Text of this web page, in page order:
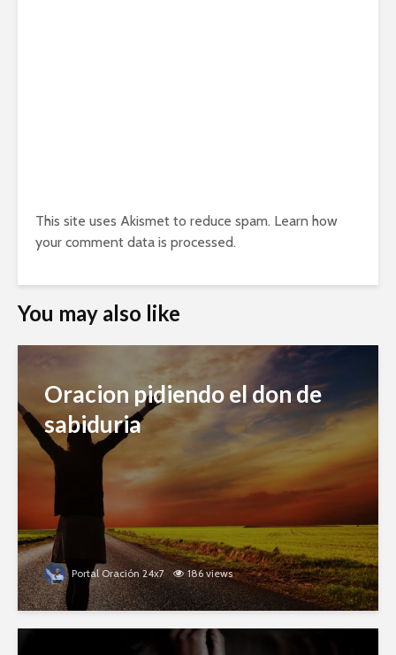
This site uses Akismet to reduce spam. Learn how
your comment data is processed.
You may also like
Oracion pidiendo el don de
sabiduria
Portal Oración 24x7 186 views